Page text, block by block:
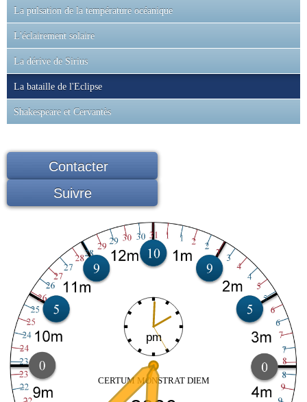
La pulsation de la température océanique
L'éclairement solaire
La dérive de Sirius
La bataille de l'Eclipse
Shakespeare et Cervantès
Contacter
Suivre
CERTUM MONSTRAT DIEM
pm